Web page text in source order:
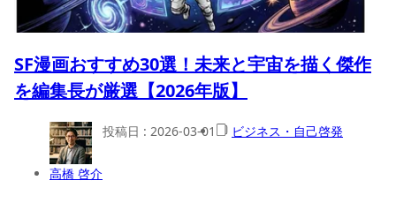
SF漫画おすすめ30選！未来と宇宙を描く傑作
を編集長が厳選【2026年版】
高橋 啓介
投稿日 : 2026-03-01 ビジネス・自己啓発